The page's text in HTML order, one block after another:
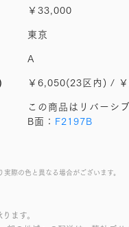
際の色と異なる場合がございます。
ます。
￥33,000
東京
A
￥6,050(23区内) /
この商品はリバーシブ
B面： F2197B